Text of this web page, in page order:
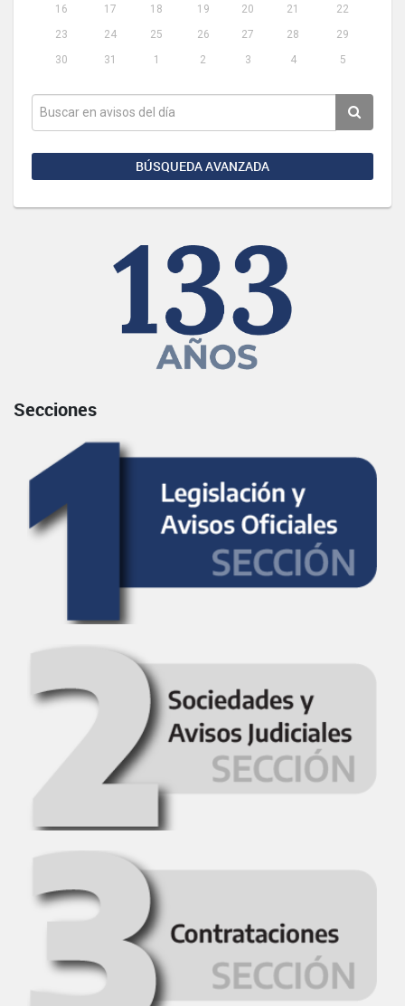
16
17 18 19 20 21
22
23
24 25 26 27 28
29
30
31 1 2 3 4 5
BÚSQUEDA AVANZADA
Secciones